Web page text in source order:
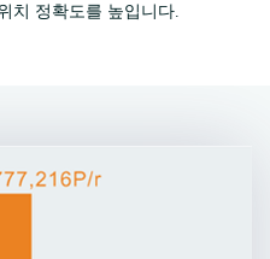
치 정확도를 높입니다.